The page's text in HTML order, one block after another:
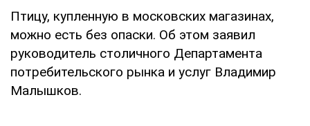
Птицу, купленную в московских магазинах,
можно есть без опаски. Об этом заявил
руководитель столичного Департамента
потребительского рынка и услуг Владимир
Малышков.